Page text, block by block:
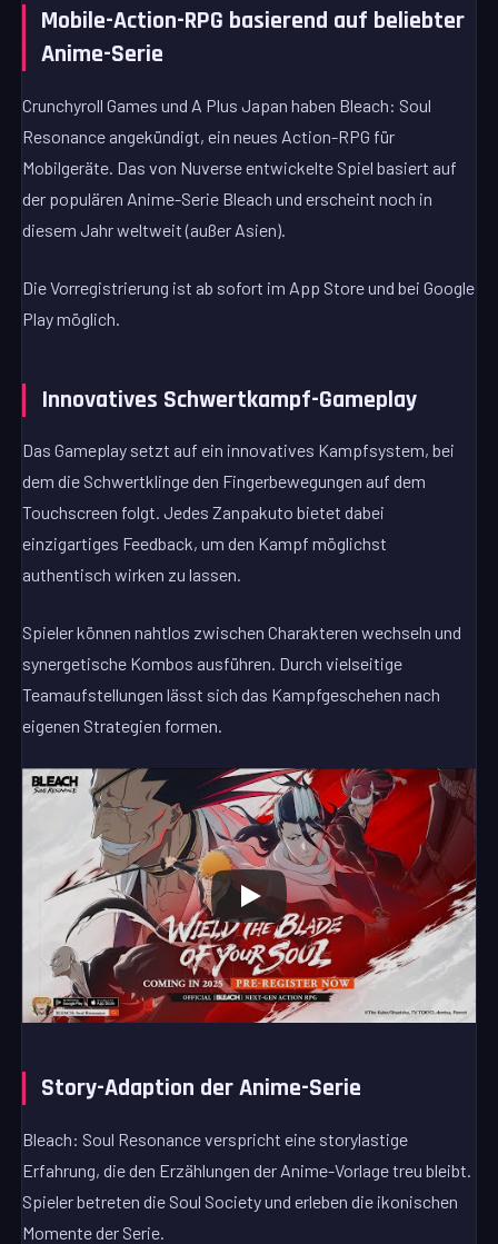
Mobile-Action-RPG basierend auf beliebter
Anime-Serie
Crunchyroll Games und A Plus Japan haben Bleach: Soul
Resonance angekündigt, ein neues Action-RPG für
Mobilgeräte. Das von Nuverse entwickelte Spiel basiert auf
der populären Anime-Serie Bleach und erscheint noch in
diesem Jahr weltweit (außer Asien).
Die Vorregistrierung ist ab sofort im App Store und bei Google
Play möglich.
Innovatives Schwertkampf-Gameplay
Das Gameplay setzt auf ein innovatives Kampfsystem, bei
dem die Schwertklinge den Fingerbewegungen auf dem
Touchscreen folgt. Jedes Zanpakuto bietet dabei
einzigartiges Feedback, um den Kampf möglichst
authentisch wirken zu lassen.
Spieler können nahtlos zwischen Charakteren wechseln und
synergetische Kombos ausführen. Durch vielseitige
Teamaufstellungen lässt sich das Kampfgeschehen nach
eigenen Strategien formen.
Story-Adaption der Anime-Serie
Bleach: Soul Resonance verspricht eine storylastige
Erfahrung, die den Erzählungen der Anime-Vorlage treu bleibt.
Spieler betreten die Soul Society und erleben die ikonischen
Momente der Serie.